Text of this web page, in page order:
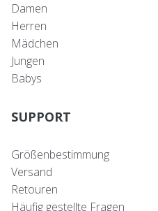
Damen
Herren
Mädchen
Jungen
Babys
SUPPORT
Größenbestimmung
Versand
Retouren
Häufig gestellte Fragen